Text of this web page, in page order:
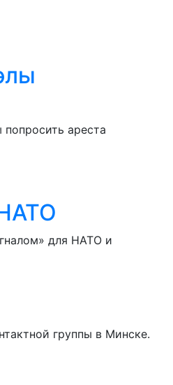
ареста
для НАТО и
группы в Минске.